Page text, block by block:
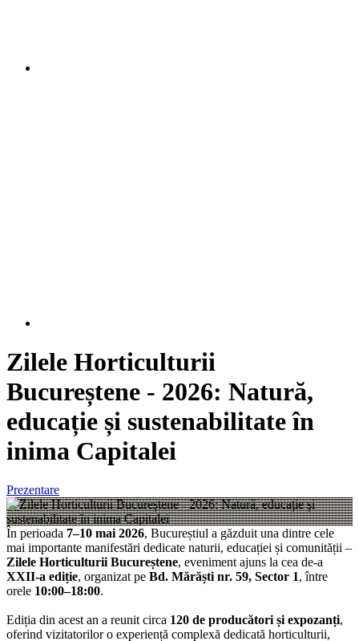
Zilele Horticulturii
Bucureștene - 2026: Natură,
educație și sustenabilitate în
inima Capitalei
Prezentare
În perioada 7–10 mai 2026, Bucureștiul a găzduit una dintre cele
mai importante manifestări dedicate naturii, educației și comunității –
Zilele Horticulturii Bucureștene, eveniment ajuns la cea de-a
XXII-a ediție, organizat pe Bd. Mărăști nr. 59, Sector 1, între
orele 10:00–18:00.
Ediția din acest an a reunit circa 120 de producători și expozanți,
oferind vizitatorilor o experiență complexă dedicată horticulturii,